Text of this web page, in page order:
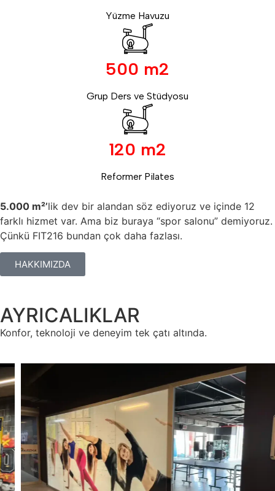
Yüzme Havuzu
500 m2
Grup Ders ve Stüdyosu
120 m2
Reformer Pilates
5.000 m²’lik dev bir alandan söz ediyoruz ve içinde 12
farklı hizmet var. Ama biz buraya “spor salonu” demiyoruz.
Çünkü FIT216 bundan çok daha fazlası.
HAKKIMIZDA
AYRICALIKLAR
Konfor, teknoloji ve deneyim tek çatı altında.